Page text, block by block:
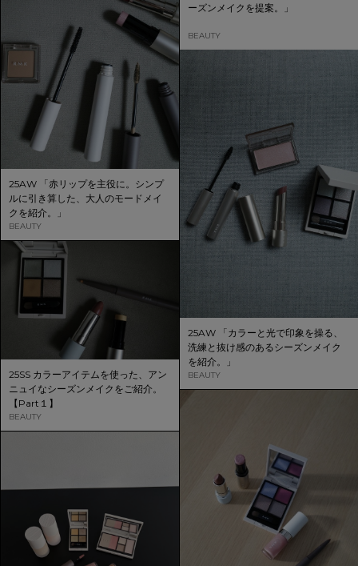
ーズンメイクを提案。」
BEAUTY
25AW 「赤リップを主役に。シンプ
ルに引き算した、大人のモードメイ
クを紹介。」
BEAUTY
25AW 「カラーと光で印象を操る、
洗練と抜け感のあるシーズンメイク
を紹介。」
BEAUTY
25SS カラーアイテムを使った、アン
ニュイなシーズンメイクをご紹介。
【Part１】
BEAUTY